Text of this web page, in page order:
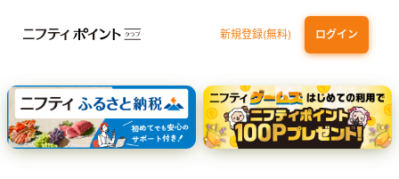
新規登録(無料) ログイン
エポスカード【最短1週間程度付与】
【親権者さまの代理申込専用】三井住友銀行Oliveお子さま用口座
三井住友カード（NL）